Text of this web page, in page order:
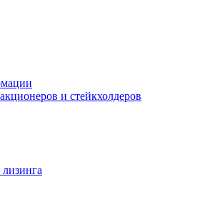
и стейкхолдеров